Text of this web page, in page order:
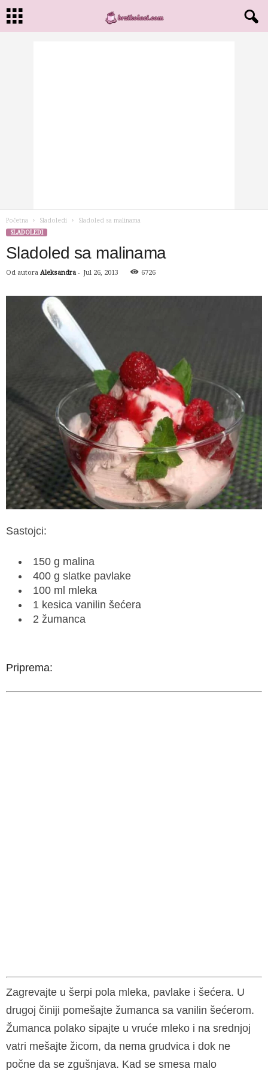
Početna Sladoledi
Sladoled sa malinama
SLADOLEDI
Sladoled sa malinama
Od autora Aleksandra - Jul 26, 2013 6726
Sastojci:
150 g malina
400 g slatke pavlake
100 ml mleka
1 kesica vanilin šećera
2 žumanca
Priprema:
Zagrevajte u šerpi pola mleka, pavlake i šećera. U
drugoj činiji pomešajte žumanca sa vanilin šećerom.
Žumanca polako sipajte u vruće mleko i na srednjoj
vatri mešajte žicom, da nema grudvica i dok ne
počne da se zgušnjava. Kad se smesa malo